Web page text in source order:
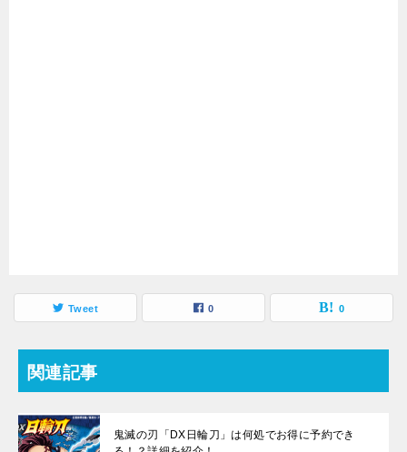
Tweet 0 0
関連記事
鬼滅の刃「DX日輪刀」は何処でお得に予約でき